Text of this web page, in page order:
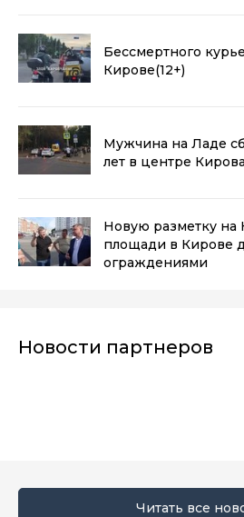
Бессмертного
Кирове(12+)
Мужчина на Ладе
лет в центре Кирова
Новую разметку на
площади в Кирове
ограждениями
Новости партнеров
Читать все